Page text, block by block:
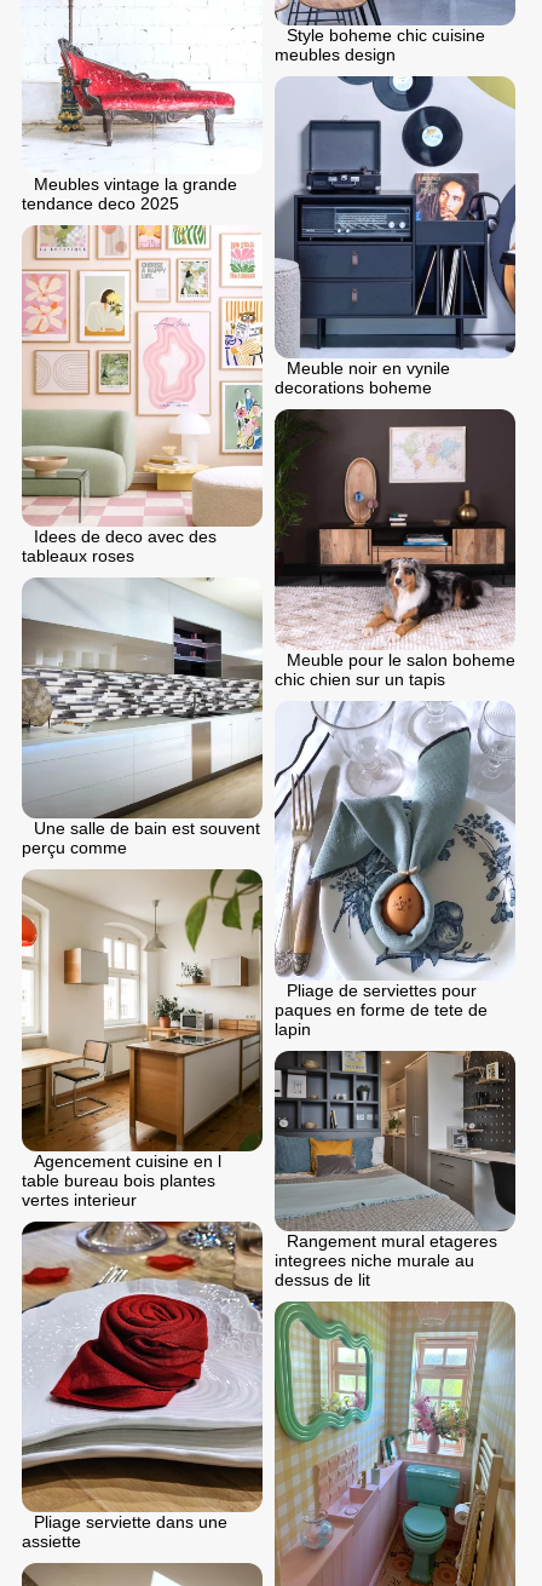
Style boheme chic cuisine
meubles design
Meubles vintage la grande
tendance deco 2025
Meuble noir en vynile
decorations boheme
Idees de deco avec des
tableaux roses
Meuble pour le salon boheme
chic chien sur un tapis
Une salle de bain est souvent
perçu comme
Pliage de serviettes pour
paques en forme de tete de
lapin
Agencement cuisine en l
table bureau bois plantes
vertes interieur
Rangement mural etageres
integrees niche murale au
dessus de lit
Pliage serviette dans une
assiette